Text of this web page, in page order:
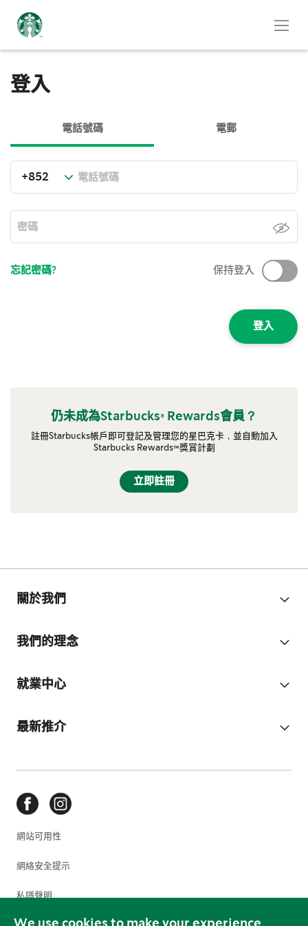
We use cookies to make your experience
登入
電話號碼 電郵
忘記密碼? 保持登入
登入
仍未成為Starbucks® Rewards會員？
註冊Starbucks帳戶即可登記及管理您的星巴克卡，並自動加入
Starbucks Rewards™獎賞計劃
立即註冊
關於我們
我們的理念
就業中心
最新推介
網站可用性
網絡安全提示
私隱聲明